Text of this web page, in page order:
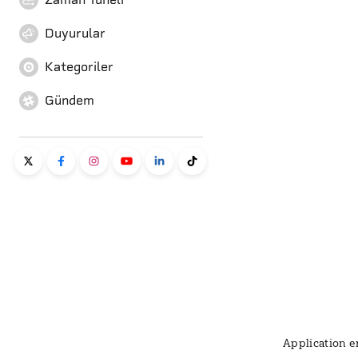
Duyurular
Kategoriler
Gündem
Application